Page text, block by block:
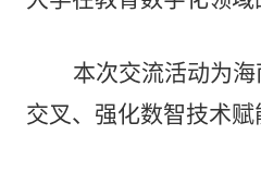
本次交流活动为
交叉、强化数智技术